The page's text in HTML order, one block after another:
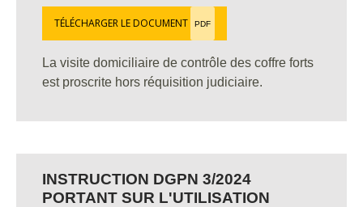
TÉLÉCHARGER LE DOCUMENT PDF
La visite domiciliaire de contrôle des coffre forts
est proscrite hors réquisition judiciaire.
INSTRUCTION DGPN 3/2024
PORTANT SUR L'UTILISATION